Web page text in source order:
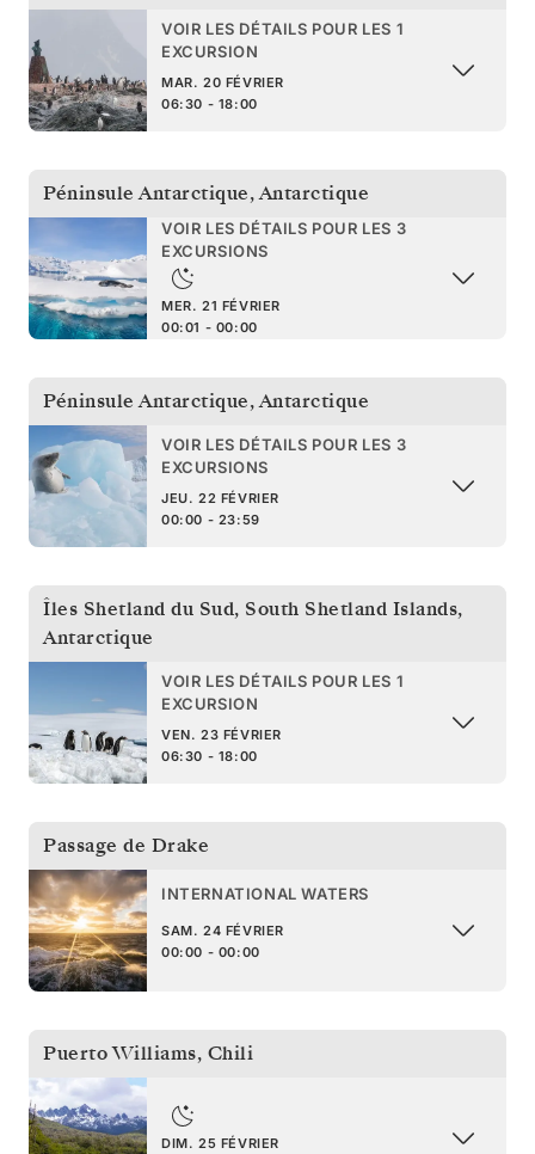
VOIR LES DÉTAILS POUR LES 1
EXCURSION
MAR. 20 FÉVRIER
06:30 - 18:00
Péninsule Antarctique,Antarctique
VOIR LES DÉTAILS POUR LES 3
EXCURSIONS
MER. 21 FÉVRIER
00:01 - 00:00
Péninsule Antarctique,Antarctique
VOIR LES DÉTAILS POUR LES 3
EXCURSIONS
JEU. 22 FÉVRIER
00:00 - 23:59
Îles Shetland du Sud, South Shetland Islands,
Antarctique
VOIR LES DÉTAILS POUR LES 1
EXCURSION
VEN. 23 FÉVRIER
06:30 - 18:00
Passage de Drake
INTERNATIONAL WATERS
SAM. 24 FÉVRIER
00:00 - 00:00
Puerto Williams, Chili
DIM. 25 FÉVRIER